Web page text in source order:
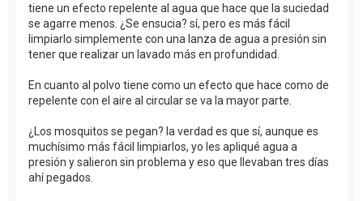
tiene un efecto repelente al agua que hace que la suciedad
se agarre menos. ¿Se ensucia? sí, pero es más fácil
limpiarlo simplemente con una lanza de agua a presión sin
tener que realizar un lavado más en profundidad.
En cuanto al polvo tiene como un efecto que hace como de
repelente con el aire al circular se va la mayor parte.
¿Los mosquitos se pegan? la verdad es que sí, aunque es
muchísimo más fácil limpiarlos, yo les apliqué agua a
presión y salieron sin problema y eso que llevaban tres días
ahí pegados.